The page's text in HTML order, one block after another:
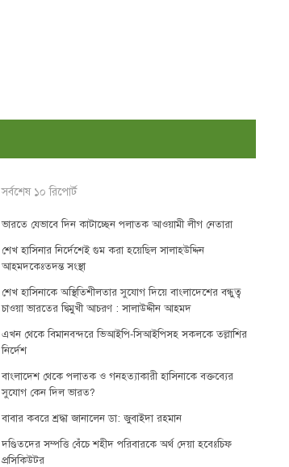
সর্বশেষ ১০ রিপোর্ট
ভারতে যেভাবে দিন কাটাচ্ছেন পলাতক আওয়ামী লীগ নেতারা
শেখ হাসিনার নির্দেশেই গুম করা হয়েছিল সালাহউদ্দিন
আহমদকেঃতদন্ত সংস্থা
শেখ হাসিনাকে অস্থিতিশীলতার সুযোগ দিয়ে বাংলাদেশের বন্ধুত্ব
চাওয়া ভারতের দ্বিমুখী আচরণ : সালাউদ্দীন আহমদ
এখন থেকে বিমানবন্দরে ভিআইপি-সিআইপিসহ সকলকে তল্লাশির
নির্দেশ
বাংলাদেশ থেকে পলাতক ও গনহত্যাকারী হাসিনাকে বক্তব্যের
সুযোগ কেন দিল ভারত?
বাবার কবরে শ্রদ্ধা জানালেন ডা: জুবাইদা রহমান
দণ্ডিতদের সম্পত্তি বেঁচে শহীদ পরিবারকে অর্থ দেয়া হবেঃচিফ
প্রসিকিউটর